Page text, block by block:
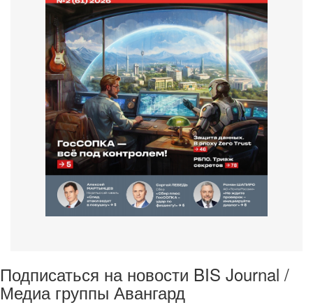
Подписаться на новости BIS Journal /
Медиа группы Авангард